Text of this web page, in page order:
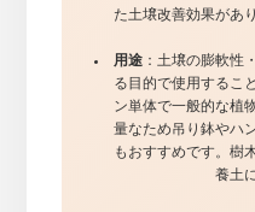
た土壌改善効果があ
用途 ：土壌の膨軟性
る目的で使用するこ
ン単体で一般的な植
量なため吊り鉢やハ
もおすすめです。樹
養土